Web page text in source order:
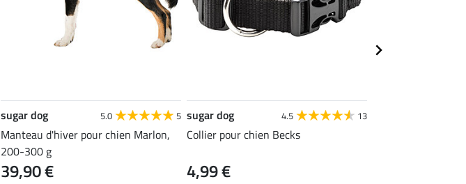
sugar dog 5.0 5
Manteau d'hiver pour chien Marlon,
200-300 g
39,90 €
sugar dog 4.5 13
Collier pour chien Becks
4,99 €